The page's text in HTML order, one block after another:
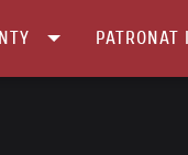
PATRONAT